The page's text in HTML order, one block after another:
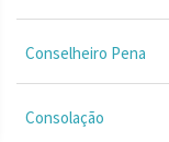
Conselheiro Pena
Consolação